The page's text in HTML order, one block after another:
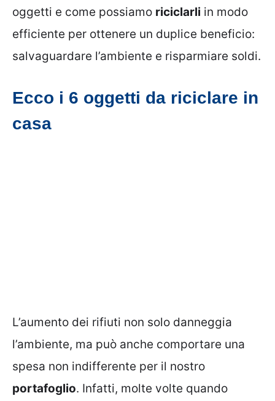
oggetti e come possiamo riciclarli in modo
efficiente per ottenere un duplice beneficio:
salvaguardare l’ambiente e risparmiare soldi.
Ecco i 6 oggetti da riciclare in
casa
L’aumento dei rifiuti non solo danneggia
l’ambiente, ma può anche comportare una
spesa non indifferente per il nostro
portafoglio. Infatti, molte volte quando